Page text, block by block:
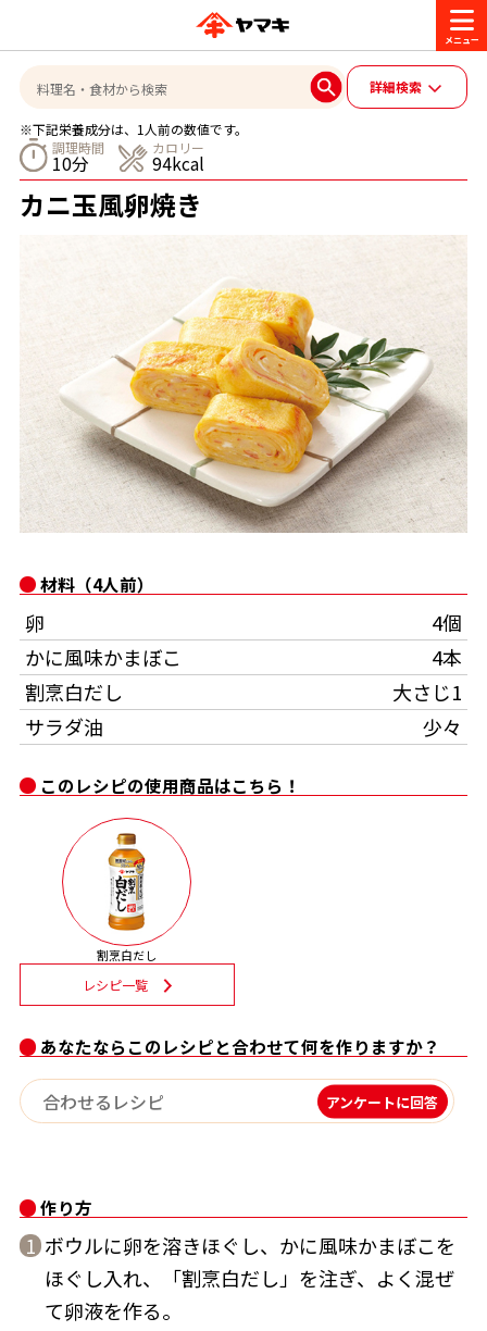
商品情報
ブランド一覧
ヤマキ『めんつゆ』 ヤマキ 割烹白だし
旨さ、別格。だし屋の鍋
サッと鍋®
楽チン屋® ストレートつゆ
レシピ
おいしいレシピを探す
おいしいレシピトップ
主食レシピ
主菜レシピ
汁物レシピ
おいしいレシピを商品から探す
かつお節レシピ
めんつゆレシピ
割烹白だしレシピ
レシピ特設サイト
割烹白だしレシピ特集
だし巻き卵特集
かつお節・だしを楽しむ
だしの取り方
かつお節の削り方
かつお節・だしをもっと知る
かつお節・だしを楽しむ
だしコミュ
キャンペーン一覧
企業・採用情報
企業情報
- 百年対話
採用情報
- ジョブリターン制
お問い合わせ
ヤマキお客様相談室
オンラインショップ
詳細検索
※下記栄養成分は、1人前の数値です。
調理時間
10分
カロリー
94kcal
カニ玉風卵焼き
このレシピの使用商品はこちら！
割烹白だし
レシピ一覧
あなたならこのレシピと合わせて何を作りますか？
アンケートに回答
作り方
1 ボウルに卵を溶きほぐし、かに風味かまぼこを
ほぐし入れ、「割烹白だし」を注ぎ、よく混ぜ
て卵液を作る。
材料（4人前）
卵
4個
かに風味かまぼこ
4本
割烹白だし
大さじ1
サラダ油
少々